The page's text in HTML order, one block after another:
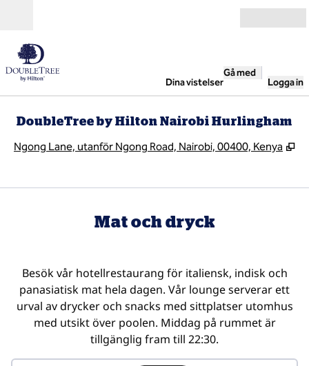
Dina vistelser
Gå med
Logga in
DoubleTree by Hilton Nairobi Hurlingham
Ngong Lane, utanför Ngong Road, Nairobi, 00400, Kenya ,
Mat och dryck
Besök vår hotellrestaurang för italiensk, indisk och
panasiatisk mat hela dagen. Vår lounge serverar ett
urval av drycker och snacks med sittplatser utomhus
med utsikt över poolen. Middag på rummet är
tillgänglig fram till 22:30.